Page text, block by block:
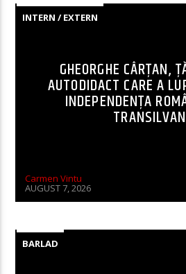
INTERN / EXTERN
GHEORGHE CÂRȚAN,
AUTODIDACT CARE A
INDEPENDENȚA
Carmen Vintu
AUGUST 7, 2026
BARLAD